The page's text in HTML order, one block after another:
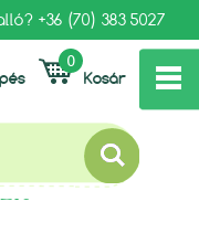
+36 (70) 383 5027
Kosár
0
»
TÁRSASJÁTÉK
MÁGNESES